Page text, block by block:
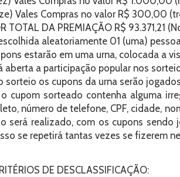
Vales Compras no valor R$ 300,00
TOTAL DA PREMIAÇÃO R$
aleatoriamente 01 (uma)
estarão em uma urna, colocada a
aberta a participação popular nos
sorteio os cupons da urna serão
o cupom sorteado contenha alguma
número de telefone, CPF, cidade,
será realizado, com os cupons
se repetirá tantas vezes se fizerem
DE DESCLASSIFICAÇÃO: